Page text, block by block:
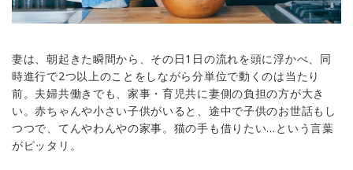
妻は、朝起きた瞬間から、その日1日の流れを頭に浮かべ、同
時進行で2つ以上のことをしながら分単位で動くのは当たり
前。夫婦共働きでも、家事・育児共に妻側の負担の方が大き
い。赤ちゃんや小さい子供がいると、途中で子供のお世話もし
つつで、てんやわんやの家事。猫の手も借りたい…という言葉
がピッタリ。